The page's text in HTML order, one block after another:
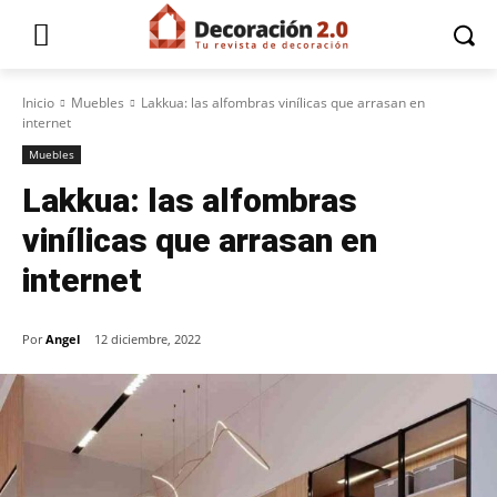
Inicio Muebles
Lakkua: las alfombras vinílicas que arrasan en
internet
Muebles
Lakkua: las alfombras
vinílicas que arrasan en
internet
Por Angel 12 diciembre, 2022